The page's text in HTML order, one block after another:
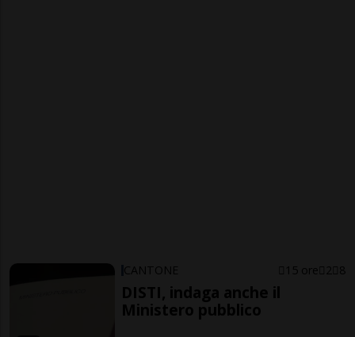
CANTONE 15 ore 2 8
DISTI, indaga anche il
Ministero pubblico